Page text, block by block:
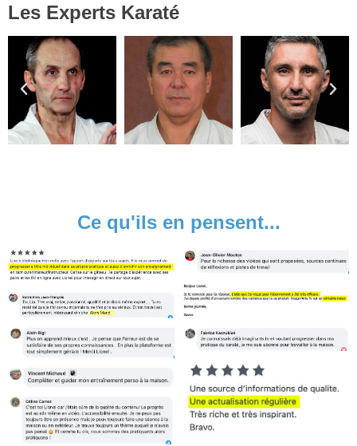
Les Experts Karaté
Ce qu'ils en pensent...